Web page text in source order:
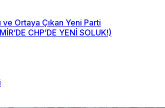
Ortaya Çıkan Yeni Parti
CHP’DE YENİ SOLUK!)